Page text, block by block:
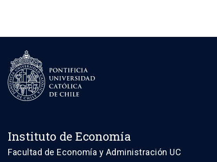
Instituto de Economía
Facultad de Economía y Administración UC